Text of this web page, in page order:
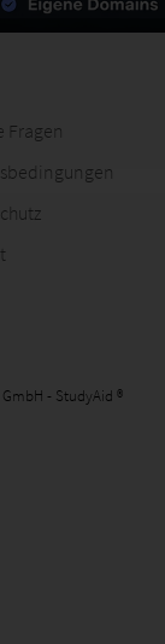
Fragen
- StudyAid ®